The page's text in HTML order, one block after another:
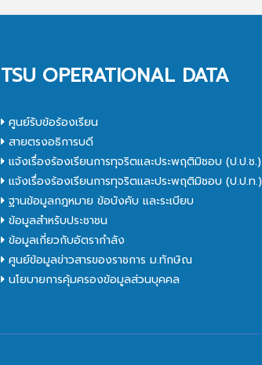
TSU OPERATIONAL DATA
ศูนย์รับข้อร้องเรียน
สายตรงอธิการบดี
แจ้งเรื่องร้องเรียนการทุจริตและประพฤติมิชอบ (ป.ป.ช.)
แจ้งเรื่องร้องเรียนการทุจริตและประพฤติมิชอบ (ป.ป.ท.)
ฐานข้อมูลกฎหมาย ข้อบังคับ และระเบียบ
ข้อมูลสำหรับประชาชน
ข้อมูลเกี่ยวกับอัตรากำลัง
ศูนย์ข้อมูลข่าวสารของราชการ ม.ทักษิณ
นโยบายการคุ้มครองข้อมูลส่วนบุคคล